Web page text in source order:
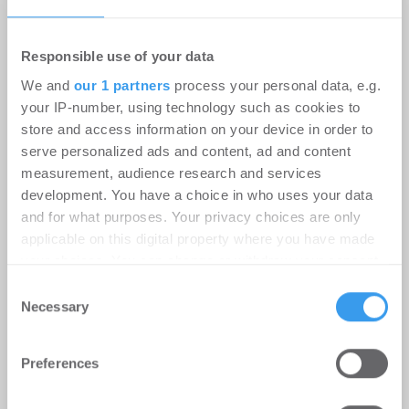
Responsible use of your data
We and our 1 partners process your personal data, e.g.
your IP-number, using technology such as cookies to
store and access information on your device in order to
serve personalized ads and content, ad and content
measurement, audience research and services
development. You have a choice in who uses your data
and for what purposes. Your privacy choices are only
applicable on this digital property where you have made
the Privacy trigger icon.
Find out more about how your personal data is processed
and set your preferences in the
Selection
Necessary
Preferences
registriert, erstellen Sie sich jetzt Ihren